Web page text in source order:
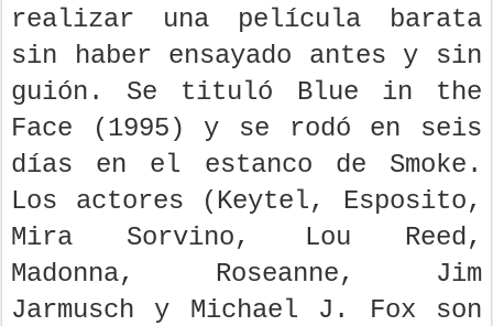
realizar una película barata
sin haber ensayado antes y sin
guión. Se tituló Blue in the
Face (1995) y se rodó en seis
días en el estanco de Smoke.
Los actores (Keytel, Esposito,
Mira Sorvino, Lou Reed,
Madonna, Roseanne, Jim
Jarmusch y Michael J. Fox son